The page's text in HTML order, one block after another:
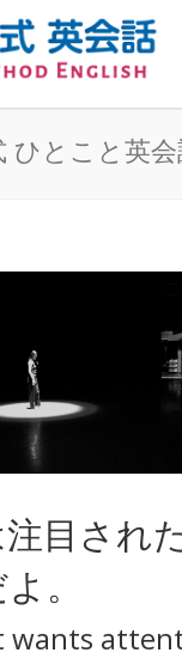
ひとこと英
目され
。
wants